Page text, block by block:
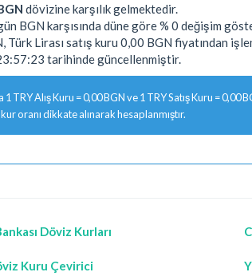
dövizine karşılık gelmektedir.
BGN karşısında düne göre % 0 değişim
Türk Lirası satış kuru 0,00 BGN fiyatından
tarihinde güncellenmiştir.
TRY Alış Kuru = 0,00 BGN ve 1 TRY Satış Kuru = 0,00
oranı dikkate alınarak hesaplanmıştır.
Döviz Kurları
Kuru Çevirici